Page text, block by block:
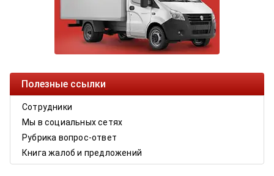
Полезные ссылки
Сотрудники
Мы в социальных сетях
Рубрика вопрос-ответ
Книга жалоб и предложений